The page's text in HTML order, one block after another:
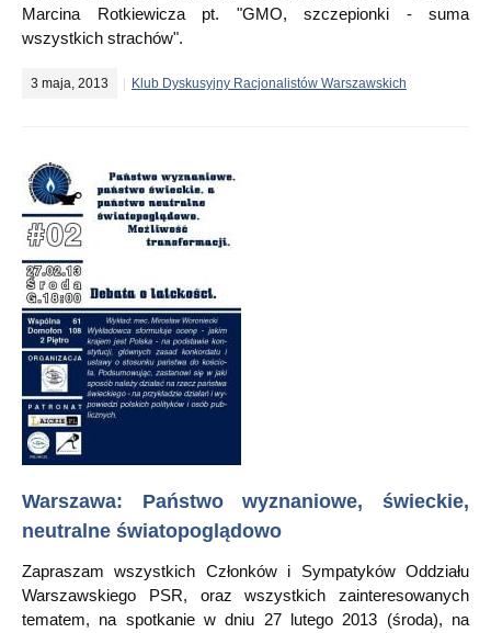
Marcina Rotkiewicza pt. "GMO, szczepionki - suma
wszystkich strachów".
3 maja, 2013 Klub Dyskusyjny Racjonalistów Warszawskich
Warszawa: Państwo wyznaniowe, świeckie,
neutralne światopoglądowo
Zapraszam wszystkich Członków i Sympatyków Oddziału
Warszawskiego PSR, oraz wszystkich zainteresowanych
tematem, na spotkanie w dniu 27 lutego 2013 (środa), na